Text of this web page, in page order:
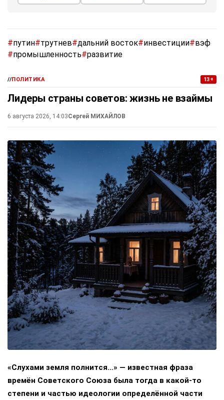
#путин#трутнев#дальний восток#инвестиции#вэф
#промышленность#развитие
//ПОЛИТИКА 13+
Лидеры страны советов: жизнь не взаймы
6 августа 2026, 14:03Сергей МИХАЙЛОВ
«Слухами земля полнится…» — известная фраза
времён Советского Союза была тогда в какой-то
степени и частью идеологии определённой части